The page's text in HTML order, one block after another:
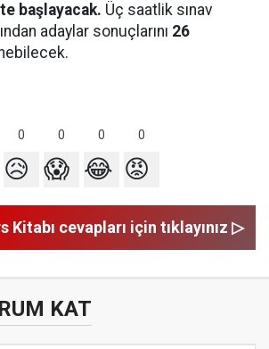
başlayacak. Üç saatlik sınav
adaylar sonuçlarını 26
0 0 0 0
😥 😱 😂 😡
Kitabı cevapları için tıklayınız ▷
KAT